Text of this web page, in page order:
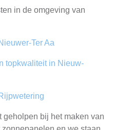
in de omgeving van
Ter Aa
topkwaliteit in Nieuw-
geholpen bij het maken van